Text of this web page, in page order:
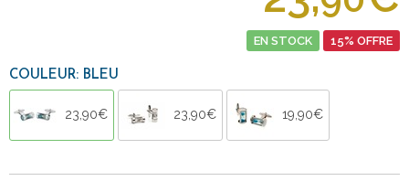
EN STOCK 15% OFFRE
COULEUR: BLEU
23,90€ 23,90€ 19,90€